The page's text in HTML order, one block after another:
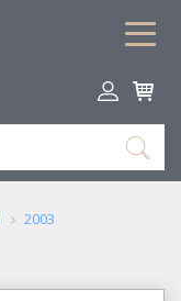
2003